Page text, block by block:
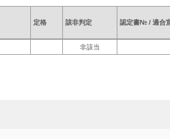
定格 該非判定 認定書№ / 適合
非該当